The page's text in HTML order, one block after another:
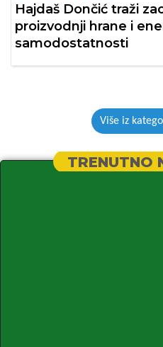
Hajdaš Dončić traži
proizvodnji hrane i
samodostatnosti
Više iz
TRENUTNO